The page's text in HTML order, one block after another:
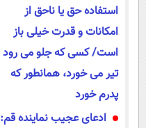
استفاده حق یا ناحق از
امکانات و قدرت خیلی باز
است/ کسی که جلو می رود
تیر می خورد، همانطور که
پدرم خورد
ادعای عجیب نماینده قم: